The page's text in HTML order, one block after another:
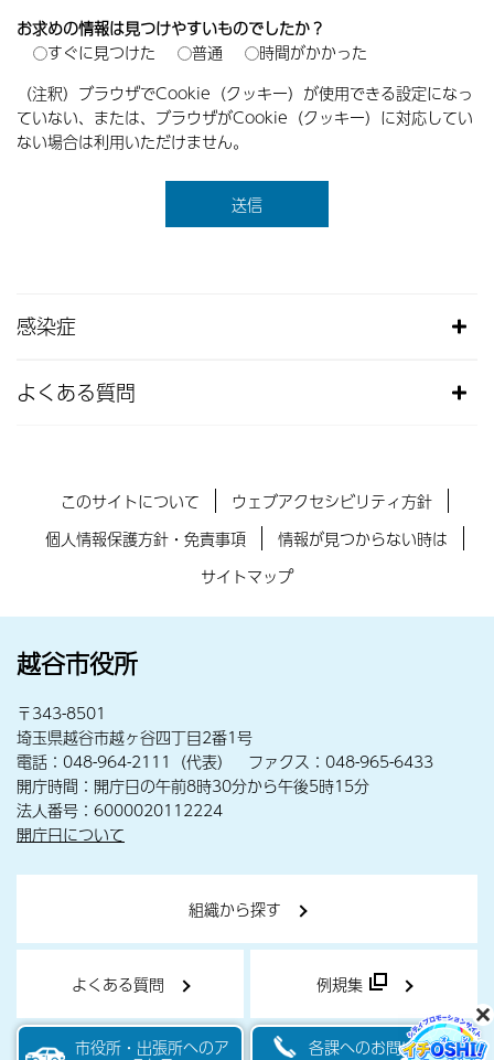
お求めの情報は見つけやすいものでしたか？
すぐに見つけた
普通
時間がかかった
（注釈）ブラウザでCookie（クッキー）が使用できる設定になっ
ていない、または、ブラウザがCookie（クッキー）に対応してい
ない場合は利用いただけません。
感染症
よくある質問
このサイトについて
ウェブアクセシビリティ方針
個人情報保護方針・免責事項
情報が見つからない時は
サイトマップ
越谷市役所
〒343-8501
埼玉県越谷市越ヶ谷四丁目2番1号
電話：048-964-2111（代表） ファクス：048-965-6433
開庁時間：開庁日の午前8時30分から午後5時15分
法人番号：6000020112224
開庁日について
組織から探す
よくある質問 例規集
市役所・出張所へのア 各課へのお問い合わせ